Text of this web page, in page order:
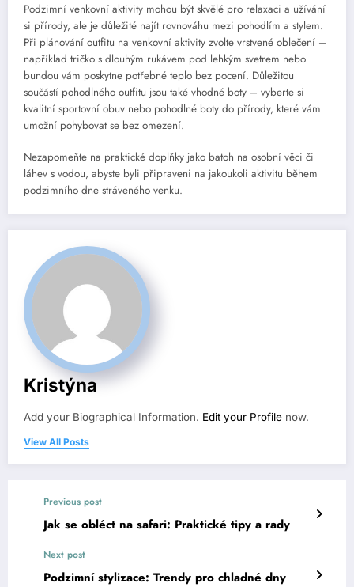
Podzimní venkovní aktivity mohou být skvělé pro relaxaci a užívání
si přírody, ale je důležité najít rovnováhu mezi pohodlím a stylem.
Při plánování outfitu na venkovní aktivity zvolte vrstvené oblečení –
například tričko s dlouhým rukávem pod lehkým svetrem nebo
bundou vám poskytne potřebné teplo bez pocení. Důležitou
součástí pohodlného outfitu jsou také vhodné boty – vyberte si
kvalitní sportovní obuv nebo pohodlné boty do přírody, které vám
umožní pohybovat se bez omezení.
Nezapomeňte na praktické doplňky jako batoh na osobní věci či
láhev s vodou, abyste byli připraveni na jakoukoli aktivitu během
podzimního dne stráveného venku.
Kristýna
Add your Biographical Information. Edit your Profile now.
View All Posts
Previous post
Jak se obléct na safari: Praktické tipy a rady
Next post
Podzimní stylizace: Trendy pro chladné dny